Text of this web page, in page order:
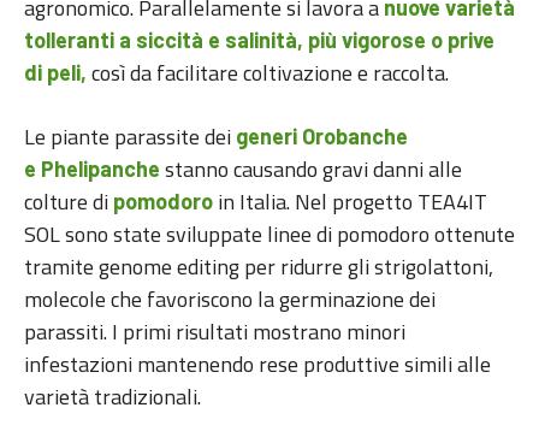
agronomico. Parallelamente si lavora a nuove varietà
tolleranti a siccità e salinità, più vigorose o prive
di peli, così da facilitare coltivazione e raccolta.
Le piante parassite dei generi Orobanche
e Phelipanche stanno causando gravi danni alle
colture di pomodoro in Italia. Nel progetto TEA4IT
SOL sono state sviluppate linee di pomodoro ottenute
tramite genome editing per ridurre gli strigolattoni,
molecole che favoriscono la germinazione dei
parassiti. I primi risultati mostrano minori
infestazioni mantenendo rese produttive simili alle
varietà tradizionali.